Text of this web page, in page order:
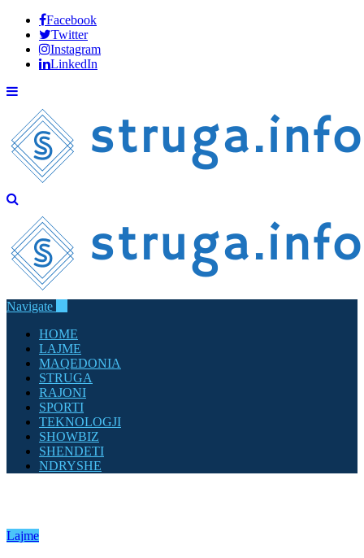
Facebook
Twitter
Instagram
LinkedIn
Navigate
HOME
LAJME
MAQEDONIA
STRUGA
RAJONI
SPORTI
TEKNOLOGJI
SHOWBIZ
SHENDETI
NDRYSHE
Lajme